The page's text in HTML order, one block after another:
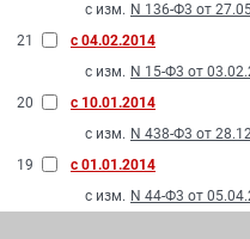
с изм. N 136-Ф3 от
21
с 04.02.2014
с изм. N 15-Ф3 от
20
с 10.01.2014
с изм. N 438-Ф3 от
19
с 01.01.2014
с изм. N 44-Ф3 от